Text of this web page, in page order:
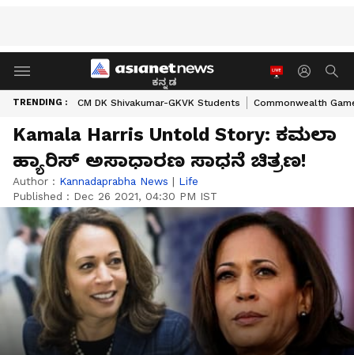
ಕನ್ನಡ
TRENDING : CM DK Shivakumar-GKVK Students Commonwealth
Kamala Harris Untold Story: ಕಮಲಾ
ಹ್ಯಾರಿಸ್ ಅಸಾಧಾರಣ ಸಾಧನೆ ಚಿತ್ರಣ!
Author : Kannadaprabha News | Life
Published : Dec 26 2021, 04:30 PM IST